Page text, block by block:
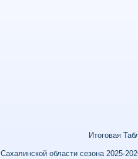
области сезона 2025-